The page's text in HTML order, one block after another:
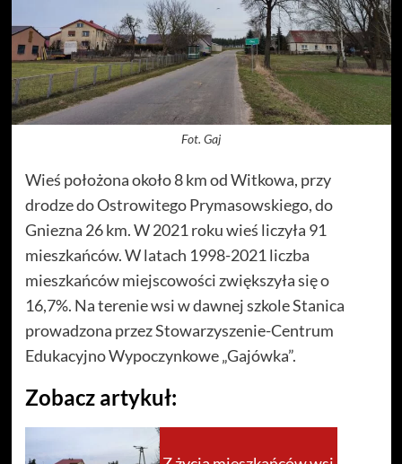
Fot. Gaj
Wieś położona około 8 km od Witkowa, przy
drodze do Ostrowitego Prymasowskiego, do
Gniezna 26 km. W 2021 roku wieś liczyła 91
mieszkańców. W latach 1998-2021 liczba
mieszkańców miejscowości zwiększyła się o
16,7%. Na terenie wsi w dawnej szkole Stanica
prowadzona przez Stowarzyszenie-Centrum
Edukacyjno Wypoczynkowe „Gajówka”.
Zobacz artykuł: